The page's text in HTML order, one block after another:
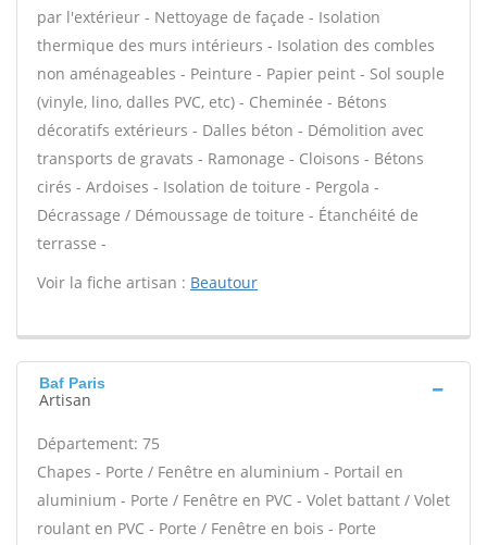
par l'extérieur - Nettoyage de façade - Isolation
thermique des murs intérieurs - Isolation des combles
non aménageables - Peinture - Papier peint - Sol souple
(vinyle, lino, dalles PVC, etc) - Cheminée - Bétons
décoratifs extérieurs - Dalles béton - Démolition avec
transports de gravats - Ramonage - Cloisons - Bétons
cirés - Ardoises - Isolation de toiture - Pergola -
Décrassage / Démoussage de toiture - Étanchéité de
terrasse -
Voir la fiche artisan : Beautour
Baf Paris
Artisan
Département: 75
Chapes - Porte / Fenêtre en aluminium - Portail en
aluminium - Porte / Fenêtre en PVC - Volet battant / Volet
roulant en PVC - Porte / Fenêtre en bois - Porte